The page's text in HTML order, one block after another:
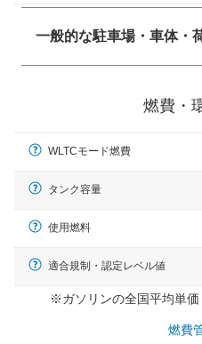
一般的な駐車場・車体・
× 長さ 5,000mm 車路幅
燃費・
WLTCモード燃費
タンク容量
使用燃料
適合規制・認定レベル値
※ガソリンの全国平均単価
燃費